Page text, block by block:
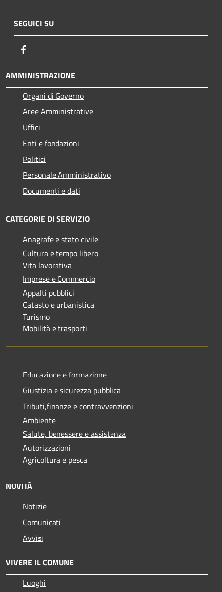
SEGUICI SU
AMMINISTRAZIONE
Organi di Governo
Aree Amministrative
Uffici
Enti e fondazioni
Politici
Personale Amministrativo
Documenti e dati
CATEGORIE DI SERVIZIO
Anagrafe e stato civile
Cultura e tempo libero
Vita lavorativa
Imprese e Commercio
Appalti pubblici
Catasto e urbanistica
Turismo
Mobilità e trasporti
Educazione e formazione
Giustizia e sicurezza pubblica
Tributi,finanze e contravvenzioni
Ambiente
Salute, benessere e assistenza
Autorizzazioni
Agricoltura e pesca
NOVITÀ
Notizie
Comunicati
Avvisi
VIVERE IL COMUNE
Luoghi